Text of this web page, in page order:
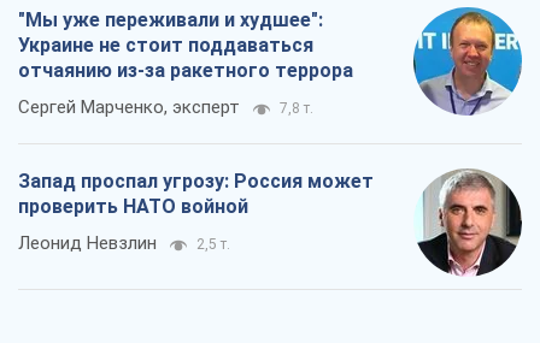
"Мы уже переживали и худшее":
Украине не стоит поддаваться
отчаянию из-за ракетного террора
Сергей Марченко, эксперт 7,8 т.
Запад проспал угрозу: Россия может
проверить НАТО войной
Леонид Невзлин 2,5 т.